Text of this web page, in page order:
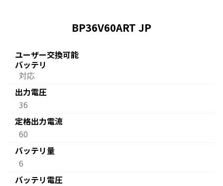
BP36V60ART JP
ユーザー交換可能
バッテリ
対応
出力電圧
36
定格出力電流
60
バッテリ量
6
バッテリ電圧